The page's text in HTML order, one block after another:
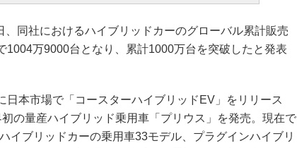
同社におけるハイブリッドカーのグローバル累計販売
1004万9000台となり、累計1000万台を突破したと発表
本市場で「コースターハイブリッドEV」をリリース
の量産ハイブリッド乗用車「プリウス」を発売。現在で
イブリッドカーの乗用車33モデル、プラグインハイブリ